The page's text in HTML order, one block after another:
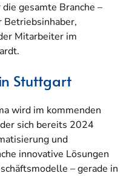
gesamte Branche –
Betriebsinhaber,
Mitarbeiter im
Stuttgart
wird im kommenden
sich bereits 2024
und
innovative Lösungen
– gerade in